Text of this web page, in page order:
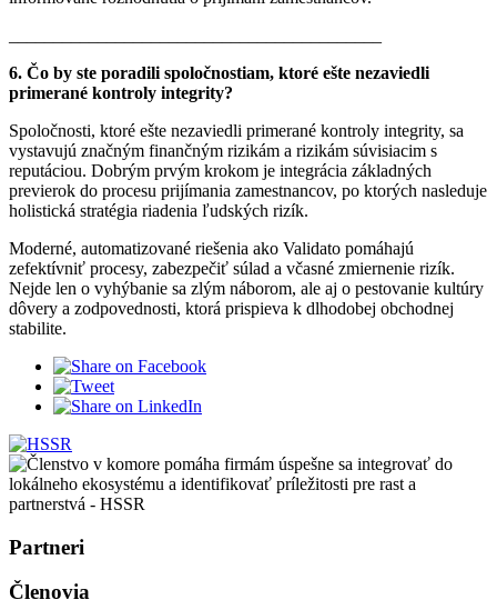
6. Čo by ste poradili spoločnostiam, ktoré ešte nezaviedli
primerané kontroly integrity?
Spoločnosti, ktoré ešte nezaviedli primerané kontroly integrity, sa
vystavujú značným finančným rizikám a rizikám súvisiacim s
reputáciou. Dobrým prvým krokom je integrácia základných
previerok do procesu prijímania zamestnancov, po ktorých nasleduje
holistická stratégia riadenia ľudských rizík.
Moderné, automatizované riešenia ako Validato pomáhajú
zefektívniť procesy, zabezpečiť súlad a včasné zmiernenie rizík.
Nejde len o vyhýbanie sa zlým náborom, ale aj o pestovanie kultúry
dôvery a zodpovednosti, ktorá prispieva k dlhodobej obchodnej
stabilite.
Partneri
Členovia